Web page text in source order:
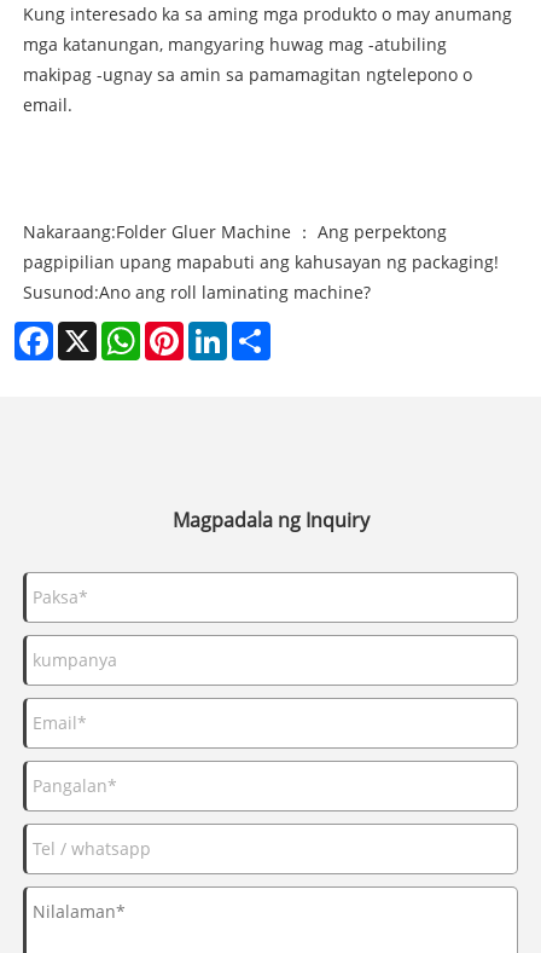
Kung interesado ka sa aming mga produkto o may anumang
mga katanungan, mangyaring huwag mag -atubiling
makipag -ugnay sa amin sa pamamagitan ngtelepono o
email.
Nakaraang:Folder Gluer Machine ： Ang perpektong
pagpipilian upang mapabuti ang kahusayan ng packaging!
Susunod:Ano ang roll laminating machine?
Facebook
X WhatsAppPinterestLinkedIn
Magpadala ng Inquiry